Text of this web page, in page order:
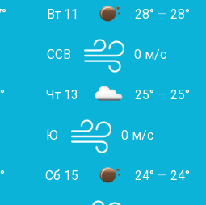
Вт 11 28° — 28°
ССВ 0 м/с
Чт 13 25° — 25°
Ю 0 м/с
Сб 15 24° — 24°